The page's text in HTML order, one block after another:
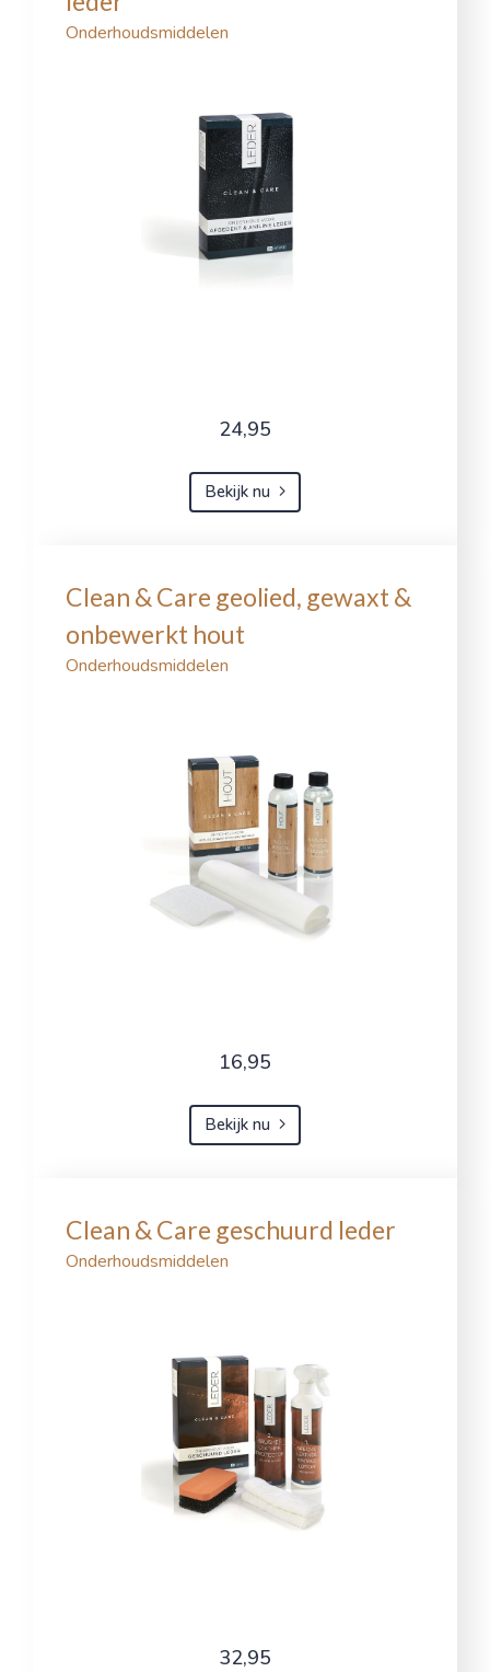
Onderhoudsmiddelen
24,95
Bekijk nu
Clean & Care geolied, gewaxt &
onbewerkt hout
Onderhoudsmiddelen
16,95
Bekijk nu
Clean & Care geschuurd leder
Onderhoudsmiddelen
32,95